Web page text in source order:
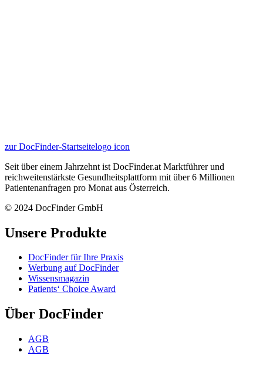
zur DocFinder-Startseitelogo icon
Seit über einem Jahrzehnt ist DocFinder.at Marktführer und
reichweitenstärkste Gesundheitsplattform mit über 6 Millionen
Patientenanfragen pro Monat aus Österreich.
© 2024 DocFinder GmbH
Unsere Produkte
DocFinder für Ihre Praxis
Werbung auf DocFinder
Wissensmagazin
Patients‘ Choice Award
Über DocFinder
AGB
AGB